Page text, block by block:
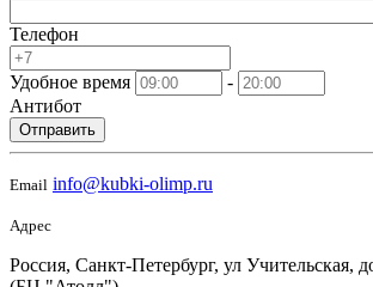
Телефон
Удобное время
-
Антибот
Отправить
Email info@kubki-olimp.ru
Адрес
Россия, Санкт-Петербург, ул Учительская,